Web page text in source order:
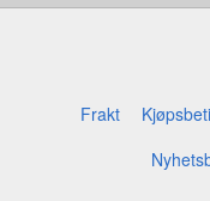
Frakt